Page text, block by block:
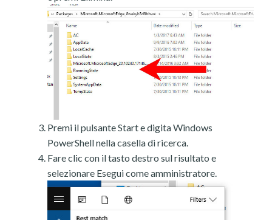
Premi il pulsante Start e digita Windows
PowerShell nella casella di ricerca.
Fare clic con il tasto destro sul risultato e
selezionare Esegui come amministratore.